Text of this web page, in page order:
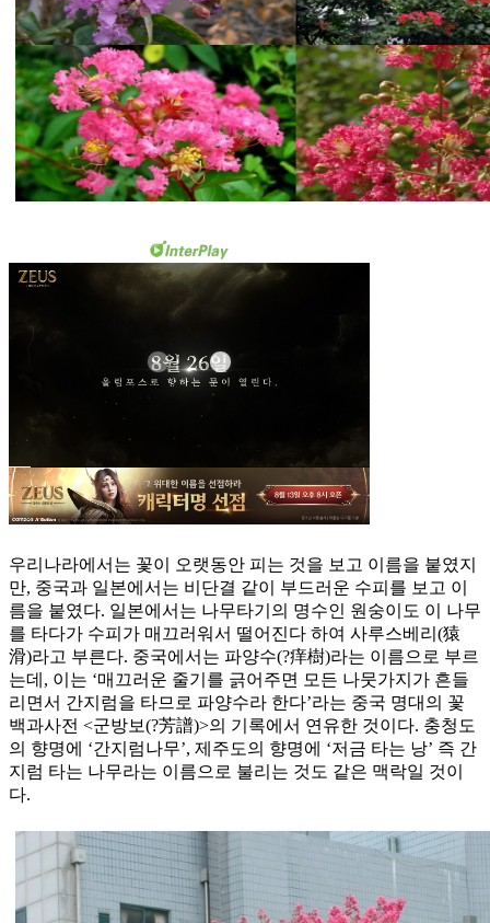
우리나라에서는 꽃이 오랫동안 피는 것을 보고 이름을 붙였지
만, 중국과 일본에서는 비단결 같이 부드러운 수피를 보고 이
름을 붙였다. 일본에서는 나무타기의 명수인 원숭이도 이 나무
를 타다가 수피가 매끄러워서 떨어진다 하여 사루스베리(猿
滑)라고 부른다. 중국에서는 파양수(?痒樹)라는 이름으로 부르
는데, 이는 ‘매끄러운 줄기를 긁어주면 모든 나뭇가지가 흔들
리면서 간지럼을 타므로 파양수라 한다’라는 중국 명대의 꽃
백과사전 <군방보(?芳譜)>의 기록에서 연유한 것이다. 충청도
의 향명에 ‘간지럼나무’, 제주도의 향명에 ‘저금 타는 낭’ 즉 간
지럼 타는 나무라는 이름으로 불리는 것도 같은 맥락일 것이
다.